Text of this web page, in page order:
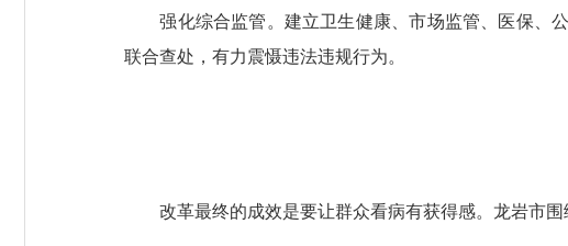
强化综合监管。建立卫生健康、市场监管、医保、公
联合查处，有力震慑违法违规行为。
改革最终的成效是要让群众看病有获得感。龙岩市围